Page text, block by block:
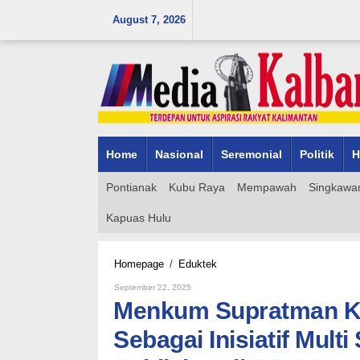
August 7, 2026
Home Nasional Seremonial Politik
Pontianak Kubu Raya Mempawah
Kapuas Hulu
Homepage / Eduktek
Protokol
Jakarta
Sebagai
Inisiatif
September 22, 2025
Menkum Supratman
Sebagai Inisiatif Multi